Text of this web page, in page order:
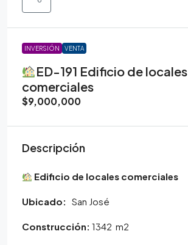
INVERSIÓN VENTA
ED-191 Edificio de locales
comerciales
$9,000,000
Descripción
Edificio de locales comerciales
Ubicado: San José
Construcción: 1342 m2